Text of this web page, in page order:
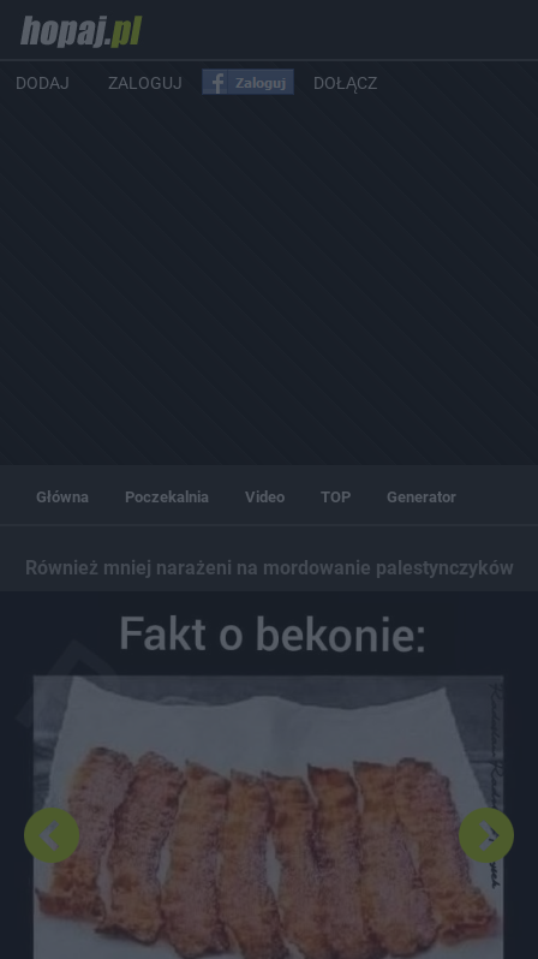
DODAJ ZALOGUJ DOŁĄCZ
Główna Poczekalnia Video TOP Generator
Również mniej narażeni na mordowanie palestynczyków